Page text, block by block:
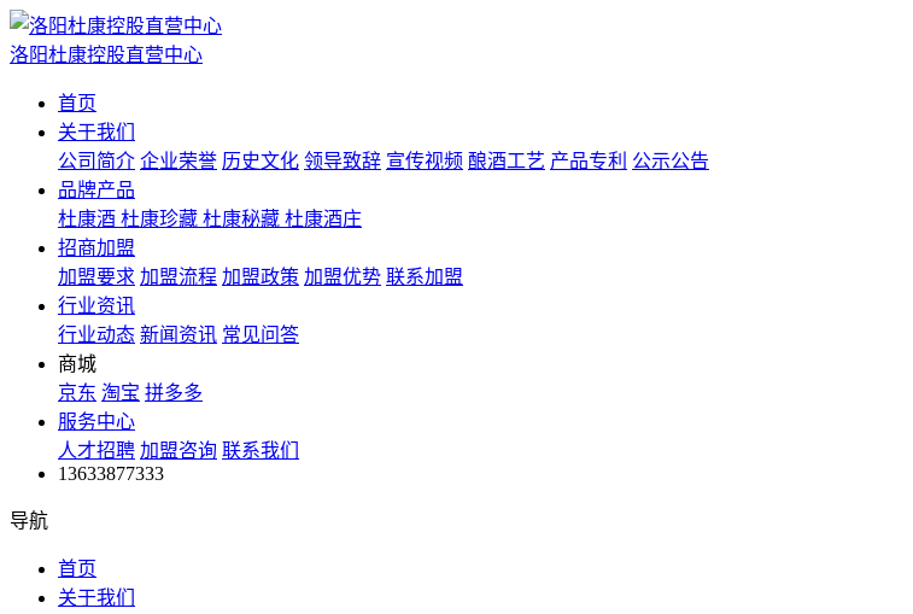
洛阳杜康控股直营中心
首页
关于我们
公司简介 企业荣誉 历史文化 领导致辞 宣传视频 酿酒工艺 产品专利 公示公告
品牌产品
杜康酒 杜康珍藏 杜康秘藏 杜康酒庄
招商加盟
加盟要求 加盟流程 加盟政策 加盟优势 联系加盟
行业资讯
行业动态 新闻资讯 常见问答
商城
京东 淘宝 拼多多
服务中心
人才招聘 加盟咨询 联系我们
13633877333
导航
首页
关于我们